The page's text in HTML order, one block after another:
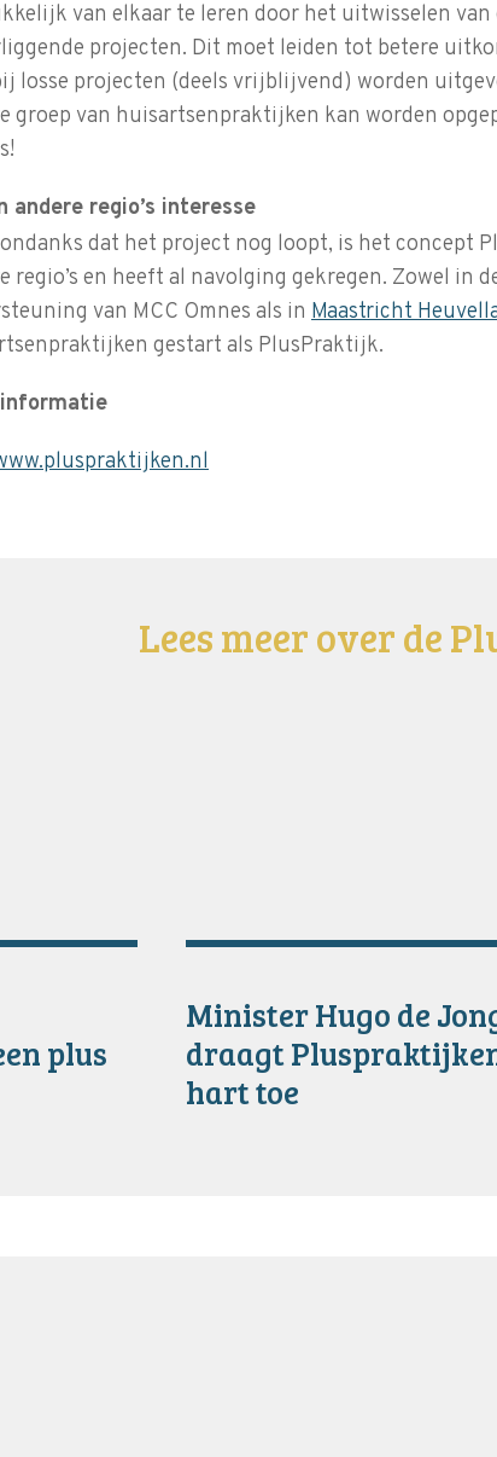
van elkaar te leren door het uitwisselen
projecten. Dit moet leiden tot betere
losse projecten (deels vrijblijvend) worden
groep van huisartsenpraktijken kan worden
andere regio’s interesse
dat het project nog loopt, is het concept
regio’s en heeft al navolging gekregen. Zowel in
van MCC Omnes als in Maastricht
gestart als PlusPraktijk.
Lees meer over de
plus
Minister Hugo de
draagt
hart toe